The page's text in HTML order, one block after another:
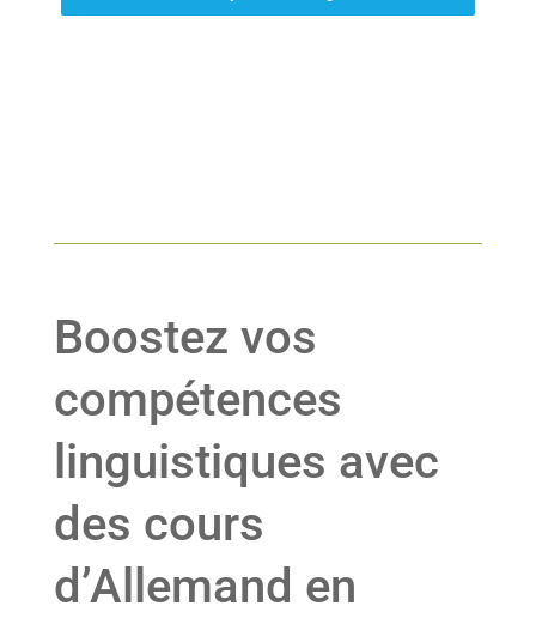
Boostez vos
compétences
linguistiques avec
des cours
d’Allemand en